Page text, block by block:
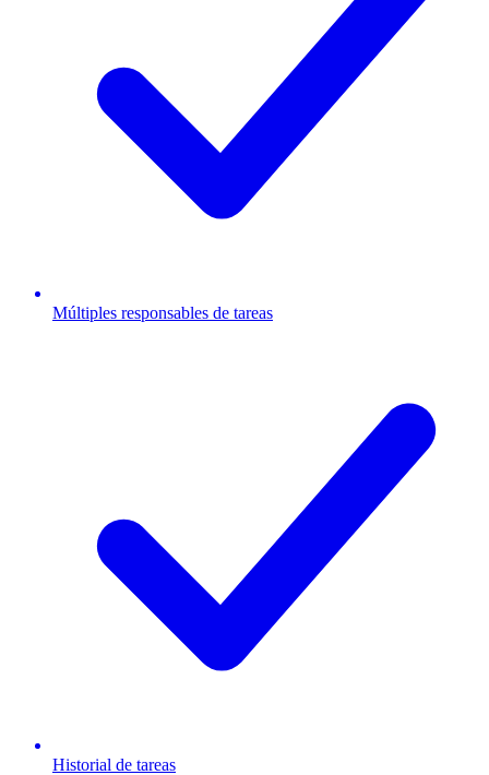
Múltiples responsables de tareas
Historial de tareas